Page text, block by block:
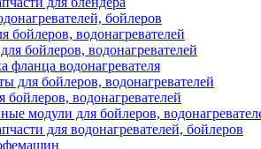
бойлеров
бойлеров, водонагревателей
бойлеров, водонагревателей
фланца водонагревателя
для бойлеров, водонагревателей
водонагревателей
модули для бойлеров,
для водонагревателей, бойлеров